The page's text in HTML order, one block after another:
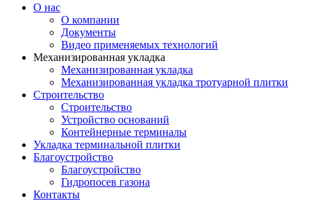
О нас
О компании
Документы
Видео применяемых технологий
Механизированная укладка
Механизированная укладка
Механизированная укладка тротуарной плитки
Строительство
Строительство
Устройство оснований
Контейнерные терминалы
Укладка терминальной плитки
Благоустройство
Благоустройство
Гидропосев газона
Контакты